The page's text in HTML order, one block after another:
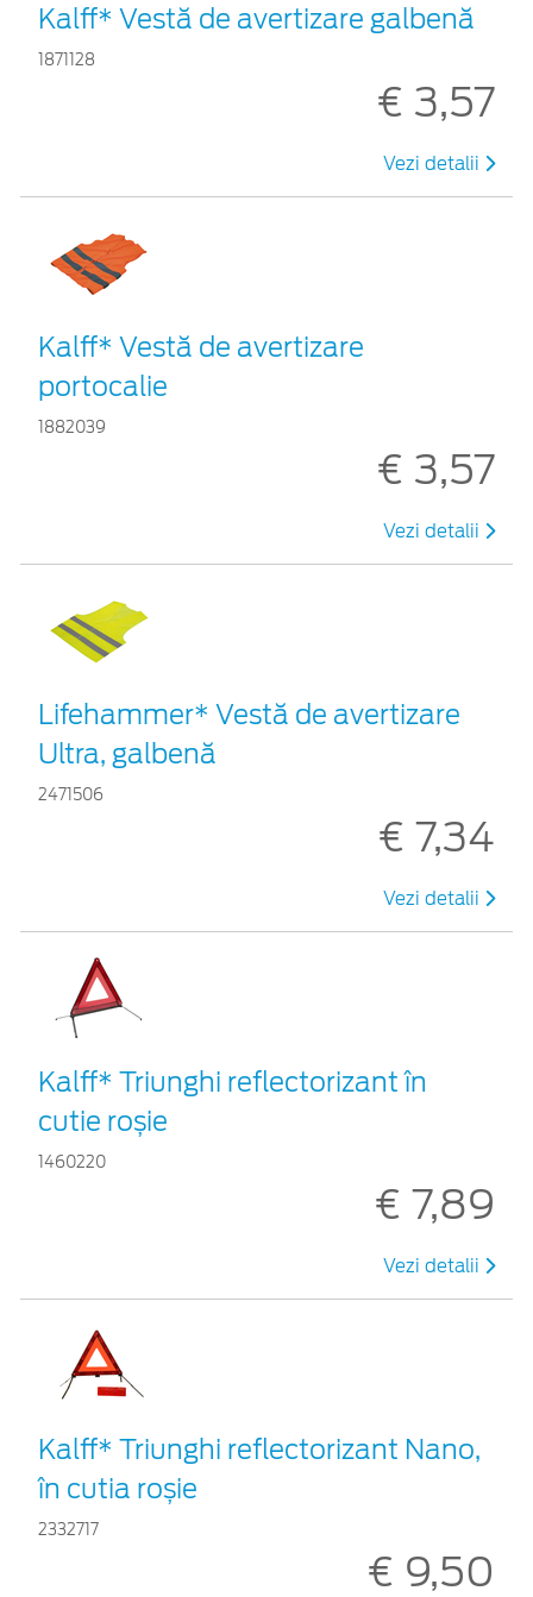
Kalff* Vestă de avertizare galbenă
1871128
€ 3,57
Vezi detalii
Kalff* Vestă de avertizare
portocalie
1882039
€ 3,57
Vezi detalii
Lifehammer* Vestă de avertizare
Ultra, galbenă
2471506
€ 7,34
Vezi detalii
Kalff* Triunghi reflectorizant în
cutie roșie
1460220
€ 7,89
Vezi detalii
Kalff* Triunghi reflectorizant Nano,
în cutia roșie
2332717
€ 9,50